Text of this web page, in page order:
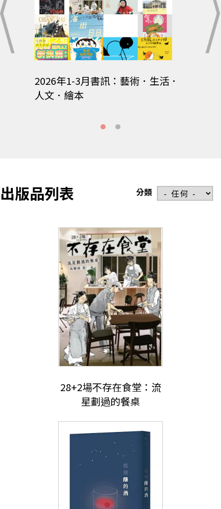
2026年1-3月書訊：藝術．生活．
人文．繪本
出版品列表 分類
28+2場不存在食堂：流
星劃過的餐桌